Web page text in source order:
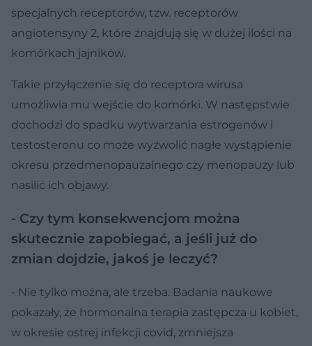
specjalnych receptorów, tzw. receptorów
angiotensyny 2, które znajdują się w dużej ilości na
komórkach jajników.
Takie przyłączenie się do receptora wirusa
umożliwia mu wejście do komórki. W następstwie
dochodzi do spadku wytwarzania estrogenów i
testosteronu co może wyzwolić nagłe wystąpienie
okresu przedmenopauzalnego czy menopauzy lub
nasilić ich objawy.
- Czy tym konsekwencjom można
skutecznie zapobiegać, a jeśli już do
zmian dojdzie, jakoś je leczyć?
- Nie tylko można, ale trzeba. Badania naukowe
pokazały, że hormonalna terapia zastępcza u kobiet,
w okresie ostrej infekcji covid, zmniejsza